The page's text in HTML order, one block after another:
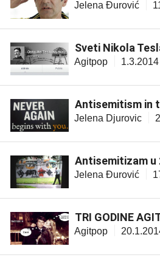
Jelena Đurović
Sveti Nikola
Agitpop 1.3.2014
Antisemitism in
Jelena Djurovic
Antisemitizam u
Jelena Đurović
TRI GODINE
Agitpop